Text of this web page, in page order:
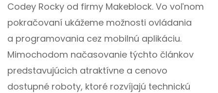
Codey Rocky od firmy Makeblock. Vo voľnom
pokračovaní ukážeme možnosti ovládania
a programovania cez mobilnú aplikáciu.
Mimochodom načasovanie týchto článkov
predstavujúcich atraktívne a cenovo
dostupné roboty, ktoré rozvíjajú technickú